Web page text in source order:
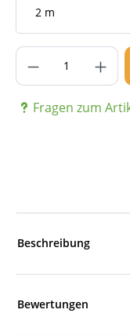
Produkt
Fragen zum
Beschreibung
Bewertungen